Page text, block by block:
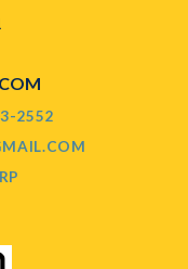
2552